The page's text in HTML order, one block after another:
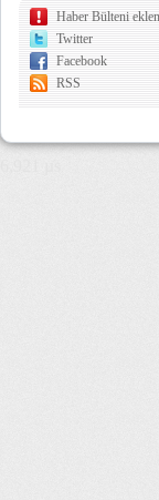
Haber Bülteni
Twitter
Facebook
RSS